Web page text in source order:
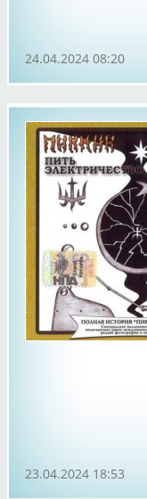
24.04.2024 08:20
23.04.2024 18:53